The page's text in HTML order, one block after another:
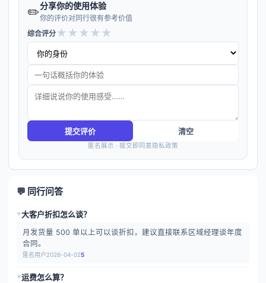
✏️分享你的使用体验
你的评价对同行很有参考价值
综合评分★ ★ ★ ★ ★
提交评价 清空
匿名展示 · 提交即同意隐私政策
💬 同行问答
▶大客户折扣怎么谈？
月发货量 500 单以上可以谈折扣，建议直接联系区域经理谈年度
合同。
匿名用户2026-04-025
▶运费怎么算？